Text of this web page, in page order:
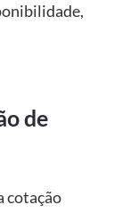
de
cotação